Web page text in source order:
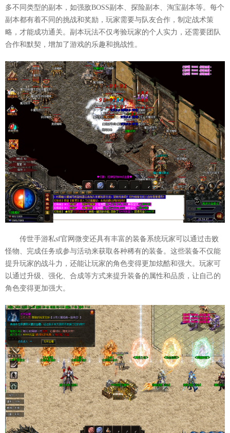
多不同类型的副本，如强敌BOSS副本、探险副本、淘宝副本等。每个
副本都有着不同的挑战和奖励，玩家需要与队友合作，制定战术策
略，才能成功通关。副本玩法不仅考验玩家的个人实力，还需要团队
合作和默契，增加了游戏的乐趣和挑战性。
传世手游私sf官网微变还具有丰富的装备系统玩家可以通过击败
怪物、完成任务或参与活动来获取各种稀有的装备。这些装备不仅能
提升玩家的战斗力，还能让玩家的角色变得更加炫酷和强大。玩家可
以通过升级、强化、合成等方式来提升装备的属性和品质，让自己的
角色变得更加强大。